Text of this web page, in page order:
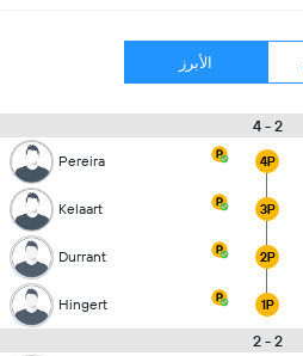
الأبرز
2 - 4
4P
Pereira
3P
Kelaart
2P
Durrant
1P
Hingert
2 - 2